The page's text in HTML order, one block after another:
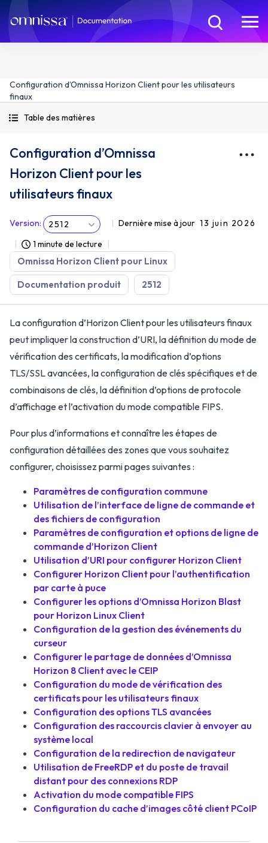
Configuration d’Omnissa Horizon Client pour les utilisateurs
finaux
Table des matières
Configuration d’Omnissa
Horizon Client pour les
utilisateurs finaux
Version: 2512 Dernière mise à jour 13 juin 2026
1 minute de lecture
Omnissa Horizon Client pour Linux
Documentation produit 2512
La configuration d’Horizon Client pour les utilisateurs finaux
peut impliquer la construction d’URI, la définition du mode de
vérification des certificats, la modification d’options
TLS/SSL avancées, la configuration de clés spécifiques et de
combinaisons de clés, la définition d’options de protocole
d’affichage et l’activation du mode compatible FIPS.
Pour plus d’informations et connaître les étapes de
configuration détaillées des zones que vous souhaitez
configurer, choisissez parmi pages suivantes :
Paramètres de configuration commune
Utilisation de l’interface de ligne de commande et
des fichiers de configuration
Paramètres de configuration et options de ligne de
commande d’Horizon Client
Utilisation d’URI pour configurer Horizon Client
Configurer Horizon Client pour l’authentification
par carte à puce
Configurer les options d’Omnissa Horizon Blast
pour Horizon Linux Client
Configuration de la gestion des événements du
curseur
Configurer le partage de données d’Omnissa
Horizon 8 Client avec le CEIP
Configuration du mode de vérification des
certificats pour les utilisateurs finaux
Configuration des options TLS avancées
Configuration des raccourcis clavier à envoyer au
système local
Configuration de la redirection de navigateur
Utilisation de FreeRDP et du poste de travail
distant pour des connexions RDP
Activation du mode compatible FIPS
Configuration du cache d’images côté client PCoIP